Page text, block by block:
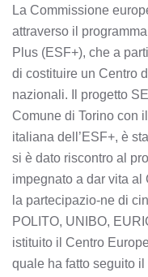
La Commissione
attraverso il
Plus (ESF+), che a
di costituire un Centro
nazionali. Il progetto
Comune di Torino con
italiana dell’ESF+, è
si è dato riscontro al
impegnato a dar vita al
la partecipazio-ne di
POLITO, UNIBO,
istituito il Centro
quale ha fatto seguito